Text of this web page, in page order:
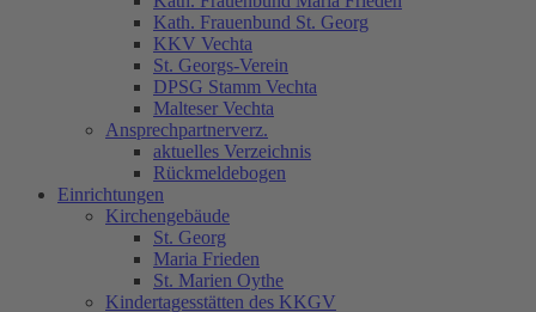
Kath. Frauenbund St. Georg
KKV Vechta
St. Georgs-Verein
DPSG Stamm Vechta
Malteser Vechta
Ansprechpartnerverz.
aktuelles Verzeichnis
Rückmeldebogen
Einrichtungen
Kirchengebäude
St. Georg
Maria Frieden
St. Marien Oythe
Kindertagesstätten des KKGV